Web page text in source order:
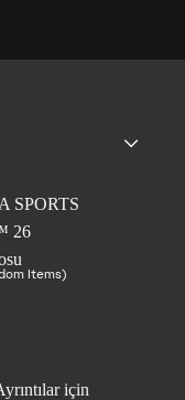
Items)
için